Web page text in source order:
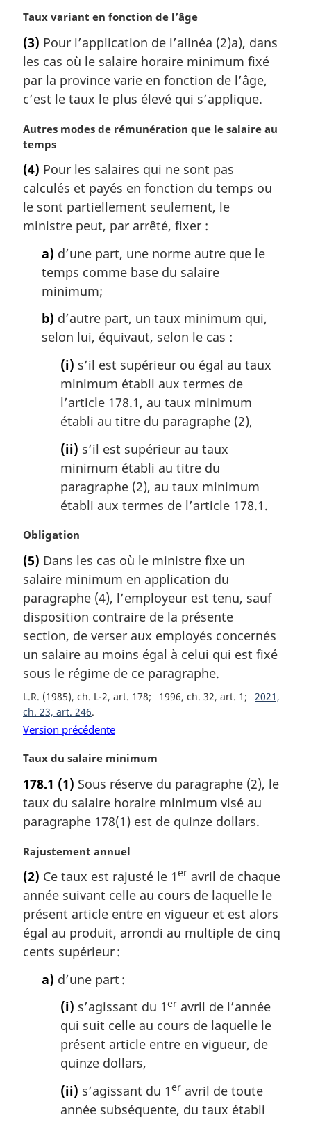
N
t
e
m
a
g
i
a
l
e
:
Taux variant en fonction de l’âge
(3) Pour l’application de l’alinéa (2)a), dans
les cas où le salaire horaire minimum fixé
par la province varie en fonction de l’âge,
c’est le taux le plus élevé qui s’applique.
N
o
e
m
a
r
Autres modes de rémunération que le salaire au
temps
(4) Pour les salaires qui ne sont pas
calculés et payés en fonction du temps ou
le sont partiellement seulement, le
ministre peut, par arrêté, fixer :
a) d’une part, une norme autre que le
temps comme base du salaire
minimum;
b) d’autre part, un taux minimum qui,
selon lui, équivaut, selon le cas :
(i) s’il est supérieur ou égal au taux
minimum établi aux termes de
l’article 178.1, au taux minimum
établi au titre du paragraphe (2),
(ii) s’il est supérieur au taux
minimum établi au titre du
paragraphe (2), au taux minimum
établi aux termes de l’article 178.1.
N
t
e
m
a
g
i
n
l
e
:
Obligation
(5) Dans les cas où le ministre fixe un
salaire minimum en application du
paragraphe (4), l’employeur est tenu, sauf
disposition contraire de la présente
section, de verser aux employés concernés
un salaire au moins égal à celui qui est fixé
sous le régime de ce paragraphe.
L.R. (1985), ch. L-2, art. 178 1996, ch. 32, art. 1
2021,
ch. 23, art. 246
Version précédente
N
t
e
m
r
i
n
a
l
e
:
Taux du salaire minimum
178.1 (1) Sous réserve du paragraphe (2), le
taux du salaire horaire minimum visé au
paragraphe 178(1) est de quinze dollars.
N
t
e
m
a
g
Rajustement annuel
(2) Ce taux est rajusté le 1er avril de chaque
année suivant celle au cours de laquelle le
présent article entre en vigueur et est alors
égal au produit, arrondi au multiple de cinq
cents supérieur :
a) d’une part :
(i) s’agissant du 1er avril de l’année
qui suit celle au cours de laquelle le
présent article entre en vigueur, de
quinze dollars,
(ii) s’agissant du 1er avril de toute
année subséquente, du taux établi